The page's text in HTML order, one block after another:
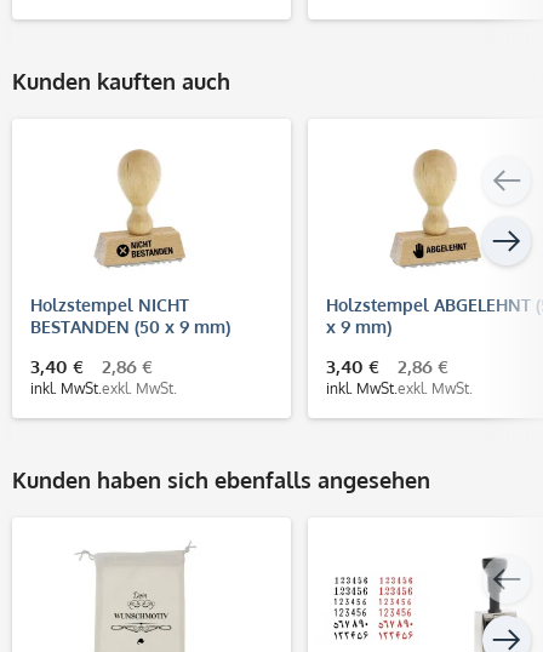
Kunden kauften auch
Holzstempel NICHT
BESTANDEN (50 x 9 mm)
3,40 €
inkl. MwSt.
2,86 €
exkl. MwSt.
Holzstempel ABGELEHNT
x 9 mm)
3,40 €
inkl. MwSt.
2,86 €
exkl. MwSt.
Kunden haben sich ebenfalls angesehen